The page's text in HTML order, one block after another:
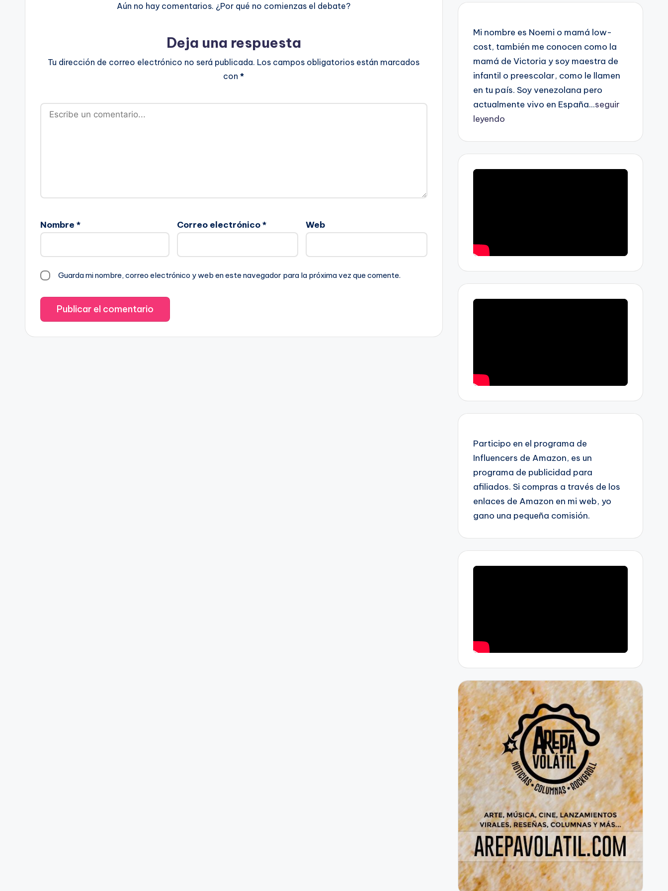
Aún no hay comentarios. ¿Por qué no comienzas el debate?
Deja una respuesta
Tu dirección de correo electrónico no será publicada. Los campos obligatorios están marcados
con*
Nombre * Correo electrónico* Web
Guarda mi nombre, correo electrónico y web en este navegador para la próxima vez que comente.
Mi nombre es Noemi o mamá low-
cost, también me conocen como la
mamá de Victoria y soy maestra de
infantil o preescolar, como le llamen
en tu país. Soy venezolana pero
actualmente vivo en España...seguir
leyendo
Participo en el programa de
Influencers de Amazon, es un
programa de publicidad para
afiliados. Si compras a través de los
enlaces de Amazon en mi web, yo
gano una pequeña comisión.